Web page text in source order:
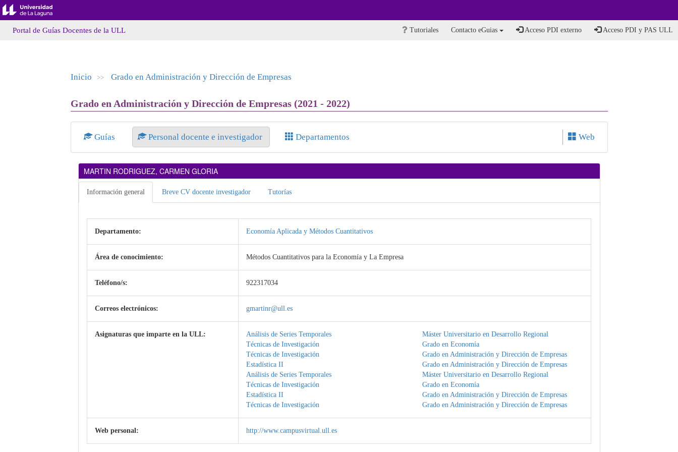
Portal de Guías Docentes de la ULL Tutoriales Contacto eGuias Acceso PDI externo Acceso PDI y PAS ULL
Inicio >> Grado en Administración y Dirección de Empresas
Grado en Administración y Dirección de Empresas (2021 - 2022)
Guías Personal docente e investigador Departamentos Web
MARTIN RODRIGUEZ, CARMEN GLORIA
Información general Breve CV docente investigador Tutorías
Departamento: Economía Aplicada y Métodos Cuantitativos
Área de conocimiento: Métodos Cuantitativos para la Economía y La Empresa
Teléfono/s: 922317034
Correos electrónicos: gmartinr@ull.es
Asignaturas que imparte en la ULL: Análisis de Series Temporales
Máster Universitario en Desarrollo Regional
Técnicas de Investigación
Grado en Economía
Técnicas de Investigación
Grado en Administración y Dirección de Empresas
Estadística II
Grado en Administración y Dirección de Empresas
Análisis de Series Temporales
Máster Universitario en Desarrollo Regional
Técnicas de Investigación
Grado en Economía
Estadística II
Grado en Administración y Dirección de Empresas
Técnicas de Investigación
Grado en Administración y Dirección de Empresas
Web personal: http://www.campusvirtual.ull.es